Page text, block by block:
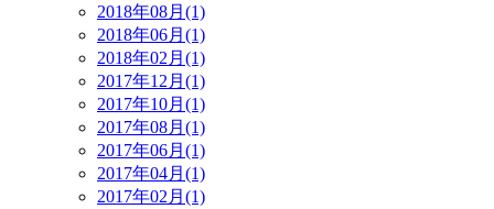
2018年08月(1)
2018年06月(1)
2018年02月(1)
2017年12月(1)
2017年10月(1)
2017年08月(1)
2017年06月(1)
2017年04月(1)
2017年02月(1)